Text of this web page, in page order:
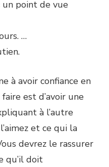
un point de vue
…
à avoir confiance en
est d’avoir une
à l’autre
et ce qui la
devrez le rassurer
qu’il doit